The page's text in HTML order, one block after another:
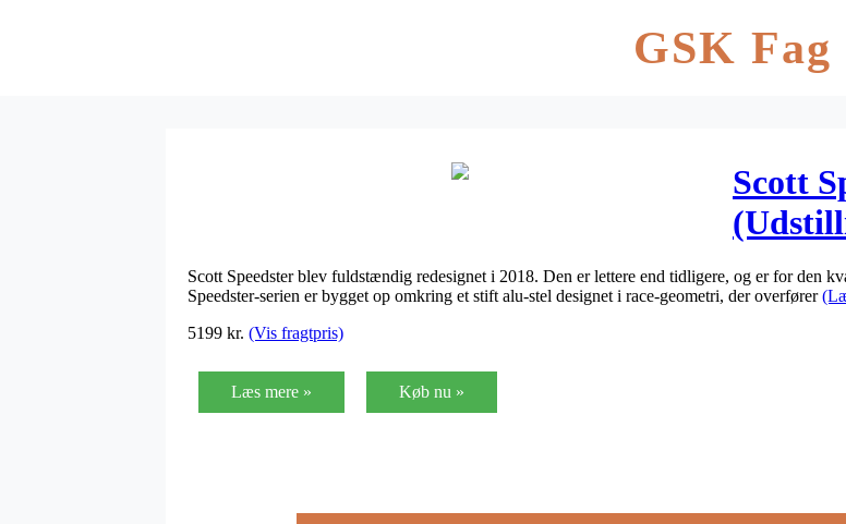
GSK Fag
Scott
Scott Speedster blev fuldstændig redesignet i 2018. Den er lettere end tidligere, og er for den
Speedster-serien er bygget op omkring et stift alu-stel designet i race-geometri, der overfører
5199 kr. (Vis fragtpris)
Læs mere » Køb nu »